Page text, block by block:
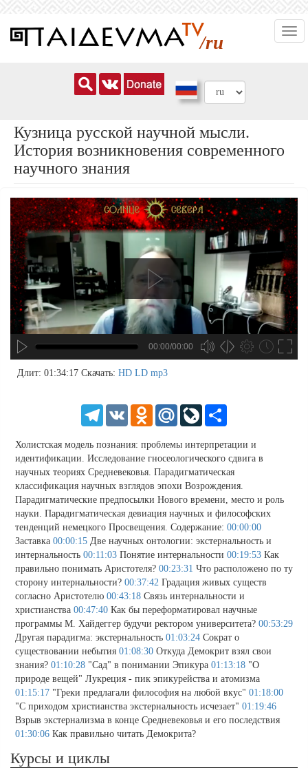
основному
/ru
Кузница русской научной мысли.
История возникновения современного
научного знания
0.25
00:00/00:00
Длит: 01:34:17 Скачать: HD LD mp3
TelegramVK Odnoklassniki
Mail.Ru LiveJournal
Холистская модель познания: проблемы интерпретации и
идентификации. Исследование гносеологического сдвига в
научных теориях Средневековья. Парадигматическая
классификация научных взглядов эпохи Возрождения.
Парадигматические предпосылки Нового времени, место и роль
науки. Парадигматическая девиация научных и философских
тенденций немецкого Просвещения. Содержание: 00:00:00
Заставка 00:00:15 Две научных онтологии: экстернальность и
интернальность 00:11:03 Понятие интернальности 00:19:53 Как
правильно понимать Аристотеля? 00:23:31 Что расположено по ту
сторону интернальности? 00:37:42 Градация живых существ
согласно Аристотелю 00:43:18 Связь интернальности и
христианства 00:47:40 Как бы переформатировал научные
программы М. Хайдеггер будучи ректором университета? 00:53:29
Другая парадигма: экстернальность 01:03:24 Сократ о
существовании небытия 01:08:30 Откуда Демокрит взял свои
знания? 01:10:28 "Сад" в понимании Эпикура 01:13:18 "О
природе вещей" Лукреция - пик эпикурейства и атомизма
01:15:17 "Греки предлагали философия на любой вкус" 01:18:00
"С приходом христианства экстернальность исчезает" 01:19:46
Взрыв экстернализма в конце Средневековья и его последствия
01:30:06 Как правильно читать Демокрита?
Курсы и циклы